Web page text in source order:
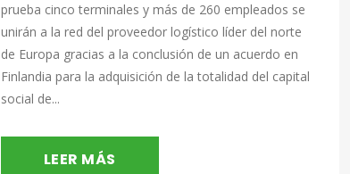
prueba cinco terminales y más de 260 empleados se
unirán a la red del proveedor logístico líder del norte
de Europa gracias a la conclusión de un acuerdo en
Finlandia para la adquisición de la totalidad del capital
social de...
LEER MÁS